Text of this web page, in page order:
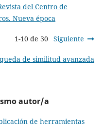
del Centro de
Nueva época
1-10 de 30 Siguiente
de similitud avanzada
autor/a
de herramientas